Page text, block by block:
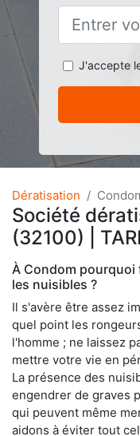
J'accepte
Dératisation
Société
(32100) |
À Condom
les nuisibles ?
Il s'avère être assez
quel point les
l'homme ; ne laissez
mettre votre vie en
La présence des
engendrer de graves
qui peuvent même
aidons à éviter tout